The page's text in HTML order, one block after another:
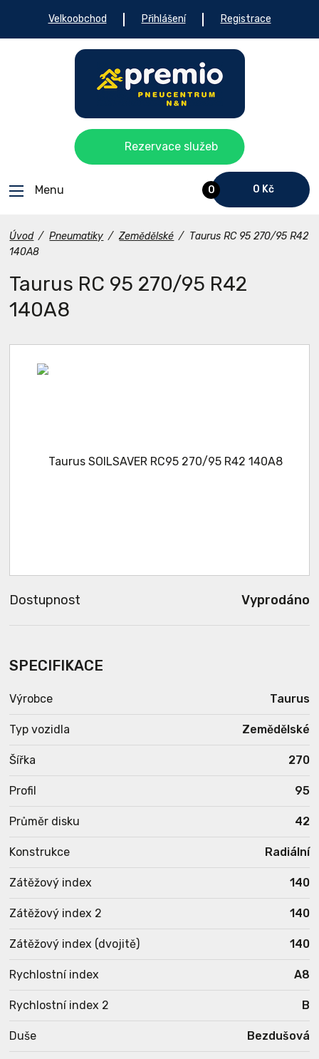
Velkoobchod Přihlášení Registrace
0 0 Kč
Menu
Rezervace služeb
Úvod / Pneumatiky / Zemědělské / Taurus RC 95 270/95 R42
140A8
Taurus RC 95 270/95 R42
140A8
Dostupnost Vyprodáno
SPECIFIKACE
Výrobce Taurus
Typ vozidla Zemědělské
Šířka 270
Profil 95
Průměr disku 42
Konstrukce Radiální
Zátěžový index 140
Zátěžový index 2 140
Zátěžový index (dvojitě) 140
Rychlostní index A8
Rychlostní index 2 B
Duše Bezdušová